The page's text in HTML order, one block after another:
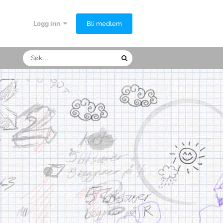
Logg inn Bli medlem